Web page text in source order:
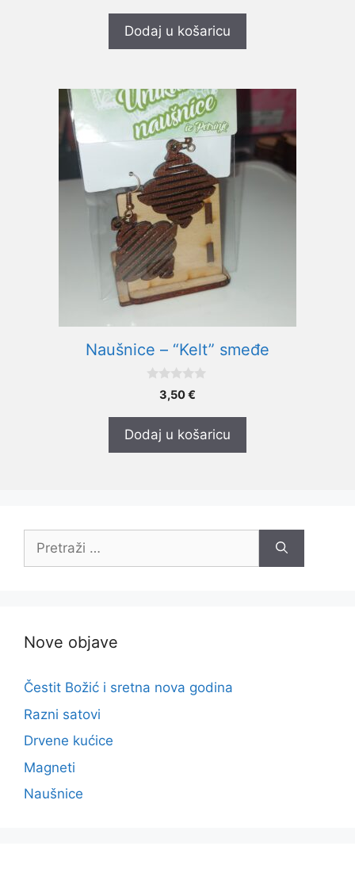
Dodaj u košaricu
Naušnice – “Kelt” smeđe
3,50€
Dodaj u košaricu
Pretraži:
Nove objave
Čestit Božić i sretna nova godina
Razni satovi
Drvene kućice
Magneti
Naušnice